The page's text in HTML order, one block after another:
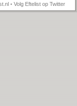
• Volg Eftelist op Twitter